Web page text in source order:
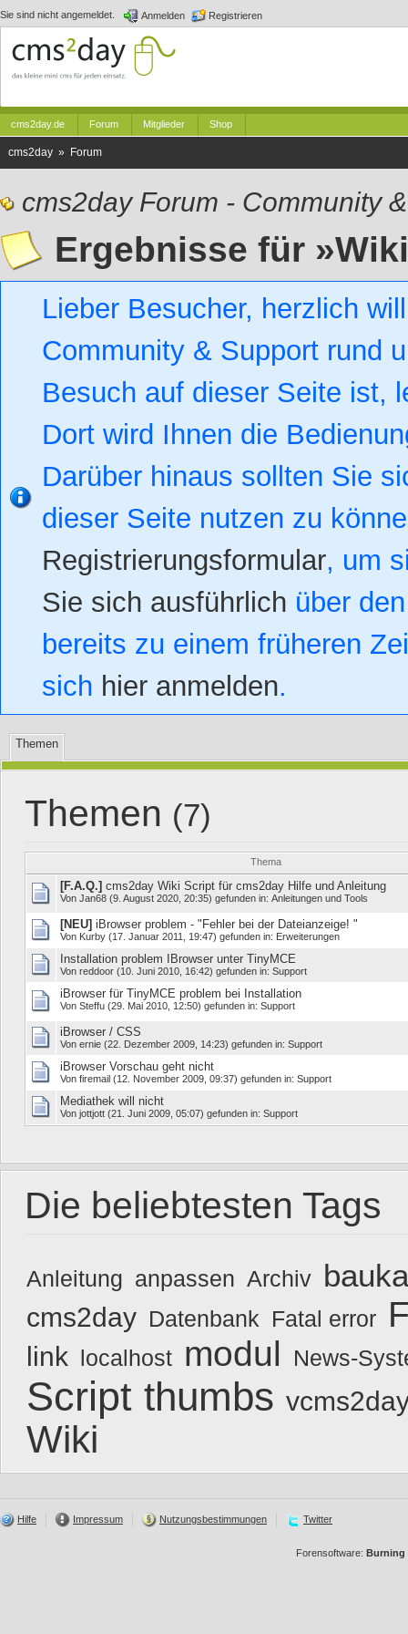
Sie sind nicht angemeldet. Anmelden Registrieren
cms2day.de Forum Mitglieder Shop
cms2day » Forum
cms2day Forum - Community
Ergebnisse für
Lieber Besucher, herzlich
Community & Support rund
Besuch auf dieser Seite ist,
Dort wird Ihnen die
Darüber hinaus sollten Sie
dieser Seite nutzen zu
Registrierungsformular, um
Sie sich ausführlich über
bereits zu einem früheren
sich hier anmelden.
Themen
Themen (7)
Thema
[F.A.Q.] cms2day Wiki Script für cms2day Hilfe und Anleitung
Von Jan68 (9. August 2020, 20:35) gefunden in: Anleitungen und Tools
[NEU] iBrowser problem - "Fehler bei der Dateianzeige! "
Von Kurby (17. Januar 2011, 19:47) gefunden in: Erweiterungen
Installation problem IBrowser unter TinyMCE
Von reddoor (10. Juni 2010, 16:42) gefunden in: Support
iBrowser für TinyMCE problem bei Installation
Von Steffu (29. Mai 2010, 12:50) gefunden in: Support
iBrowser / CSS
Von ernie (22. Dezember 2009, 14:23) gefunden in: Support
iBrowser Vorschau geht nicht
Von firemail (12. November 2009, 09:37) gefunden in: Support
Mediathek will nicht
Von jottjott (21. Juni 2009, 05:07) gefunden in: Support
Die beliebtesten Tags
Anleitung anpassen Archiv
cms2day Datenbank Fatal error
link localhost modul News-
Script thumbs
Wiki
Hilfe Impressum Nutzungsbestimmungen Twitter
Forensoftware: Burning